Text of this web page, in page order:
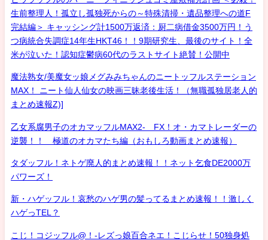
生前整理人！孤立し孤独死からの～特殊清掃・遺品整理への道F
完結編＞ キャッシング計1500万返済：厨二病借金3500万円！う
つ病統合失調症14年生HKT46！！9期研究生、最後のサイト！全
米が泣いた！認知症鬱病60代のラストサイト絶賛！公開中
魔法熟女/美魔女ッ娘メグみみちゃんのニートッフルステーション
MAX！ ニート仙人仙女の映画三昧老後生活！（無職孤独居老人的
まとめ速報Z)]
乙女系腐男子のオカマッフルMAX2- FX！オ・カマトレーダーの
逆襲！！ 極道のオカマたち編（おもしろ動画まとめ速報）
タダッフル！ネトゲ廃人的まとめ速報！！ネット乞食DE2000万
パワーズ！
新・ハゲッフル！哀愁のハゲ男の髪ってるまとめ速報！！激しく
ハゲっTEL？
こじ！コジッフル@！-レズっ娘百合ネエ！こじらせ！50独身処